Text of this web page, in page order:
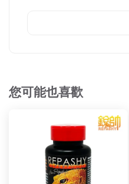
您可能也喜歡